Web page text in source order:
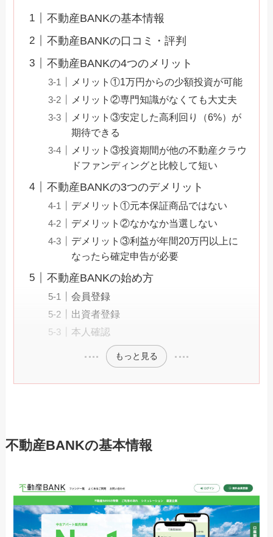
不動産BANKの基本情報
不動産BANKの口コミ・評判
不動産BANKの4つのメリット
メリット①1万円からの少額投資が可能
メリット②専門知識がなくても大丈夫
メリット③安定した高利回り（6%）が
期待できる
メリット③投資期間が他の不動産クラウ
ドファンディングと比較して短い
不動産BANKの3つのデメリット
デメリット①元本保証商品ではない
デメリット②なかなか当選しない
デメリット③利益が年間20万円以上に
なったら確定申告が必要
不動産BANKの始め方
会員登録
出資者登録
本人確認
もっと見る
不動産BANKの基本情報